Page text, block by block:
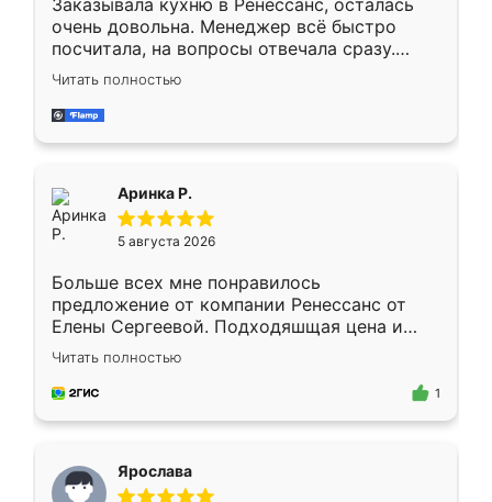
Заказывала кухню в Ренессанс, осталась
очень довольна. Менеджер всё быстро
посчитала, на вопросы отвечала сразу.
Замерщик приехал в субботу, подошёл к
делу со всей ответственностью. Собрали
за день, ребята работали аккуратно, даже
Читать полностью
Аринка Р.
5 августа 2026
Больше всех мне понравилось
предложение от компании Ренессанс от
Елены Сергеевой. Подходяшщая цена и
короткие сроки изготовления. Приехавший
для замера сотрудник Владислав
предложил по моему эскизу самый
Читать полностью
1
Ярослава